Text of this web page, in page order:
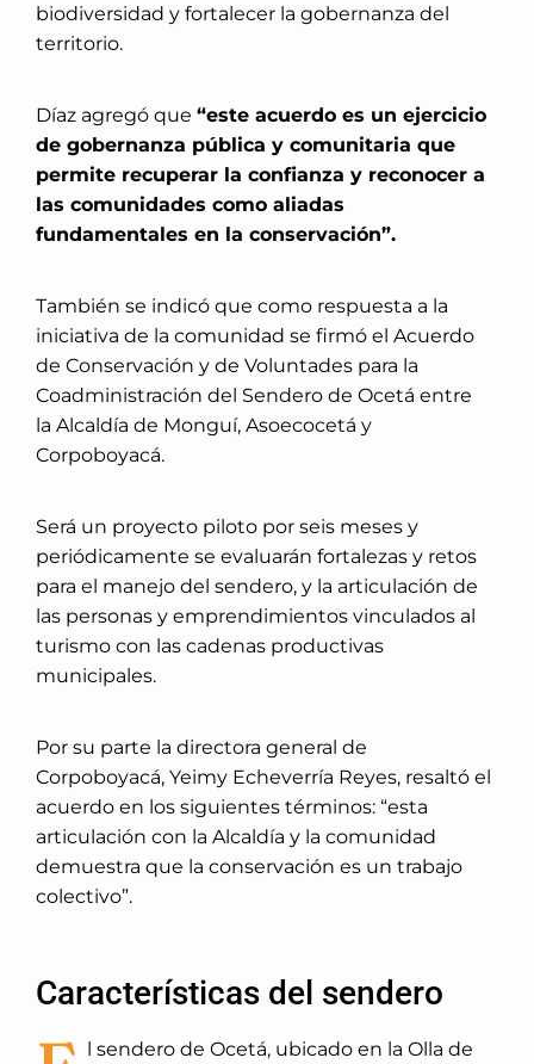
biodiversidad y fortalecer la gobernanza del
territorio.
Díaz agregó que “este acuerdo es un ejercicio
de gobernanza pública y comunitaria que
permite recuperar la confianza y reconocer a
las comunidades como aliadas
fundamentales en la conservación”.
También se indicó que como respuesta a la
iniciativa de la comunidad se firmó el Acuerdo
de Conservación y de Voluntades para la
Coadministración del Sendero de Ocetá entre
la Alcaldía de Monguí, Asoecocetá y
Corpoboyacá.
Será un proyecto piloto por seis meses y
periódicamente se evaluarán fortalezas y retos
para el manejo del sendero, y la articulación de
las personas y emprendimientos vinculados al
turismo con las cadenas productivas
municipales.
Por su parte la directora general de
Corpoboyacá, Yeimy Echeverría Reyes, resaltó el
acuerdo en los siguientes términos: “esta
articulación con la Alcaldía y la comunidad
demuestra que la conservación es un trabajo
colectivo”.
Características del sendero
l sendero de Ocetá, ubicado en la Olla de